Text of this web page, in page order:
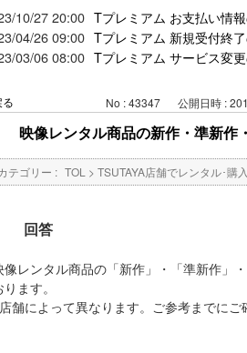
10/27 20:00 Tプレミアム お支払い情
04/26 09:00 Tプレミアム 新規受付終
03/06 08:00 Tプレミアム サービス変
る No : 43347 公開日時 :
映像レンタル商品の新作・準新作
テゴリー : TOL > TSUTAYA店舗でレンタル･購
回答
像レンタル商品の「新作」・「準新作」
ります。
舗によって異なります。ご参考までにご